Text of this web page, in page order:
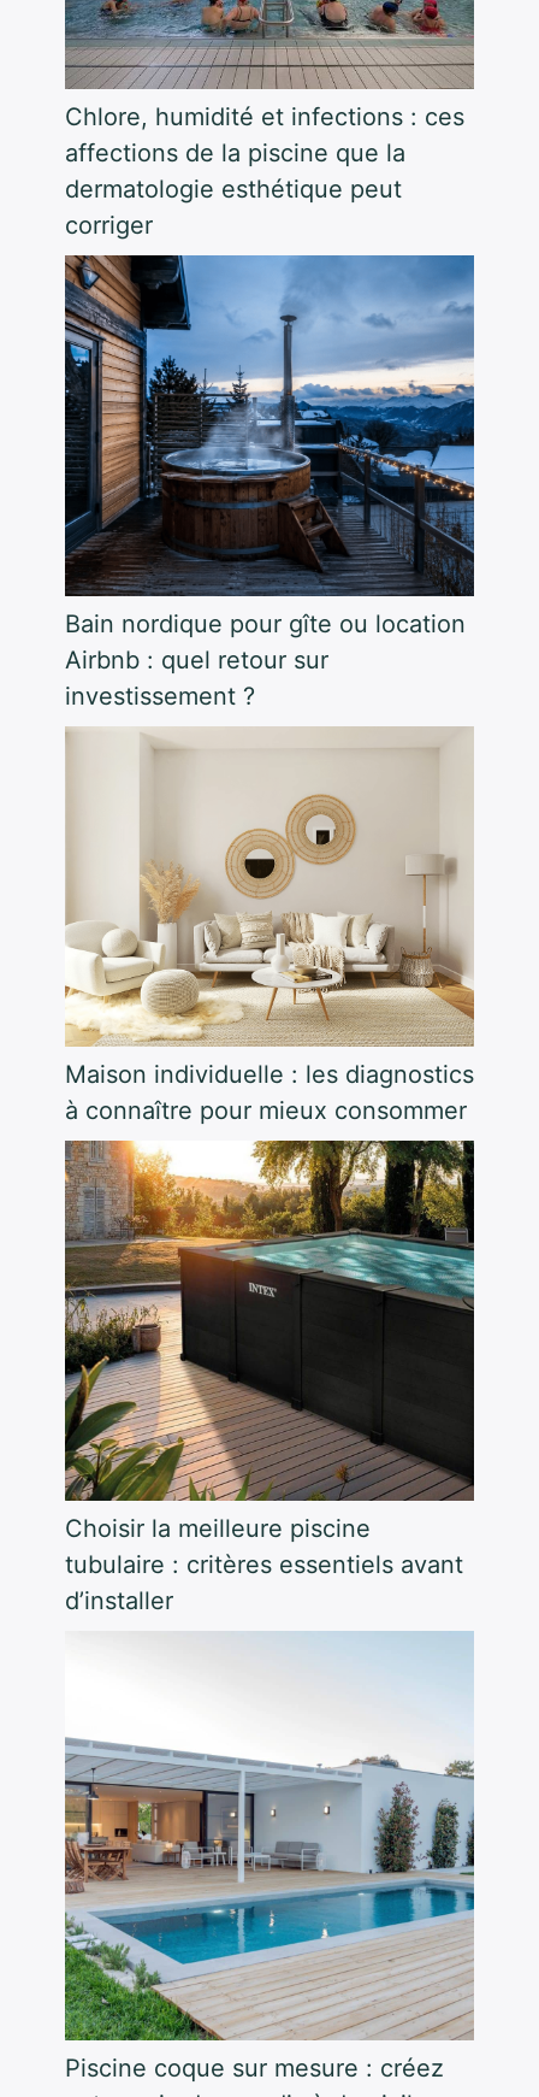
Chlore, humidité et infections : ces
affections de la piscine que la
dermatologie esthétique peut
corriger
Bain nordique pour gîte ou location
Airbnb : quel retour sur
investissement ?
Maison individuelle : les diagnostics
à connaître pour mieux consommer
Choisir la meilleure piscine
tubulaire : critères essentiels avant
d’installer
Piscine coque sur mesure : créez